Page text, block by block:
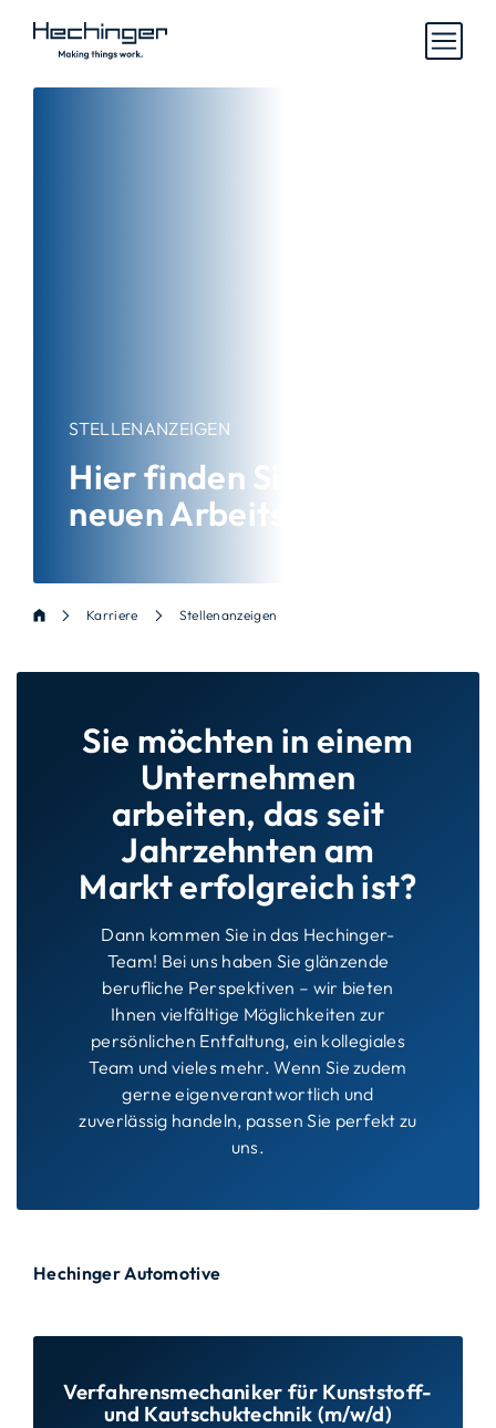
STELLENANZEIGEN
Hier finden Sie Ihren
neuen Arbeitsplatz!
Karriere Stellenanzeigen
Sie möchten in einem
Unternehmen
arbeiten, das seit
Jahrzehnten am
Markt erfolgreich ist?
Dann kommen Sie in das Hechinger-
Team! Bei uns haben Sie glänzende
berufliche Perspektiven – wir bieten
Ihnen vielfältige Möglichkeiten zur
persönlichen Entfaltung, ein kollegiales
Team und vieles mehr. Wenn Sie zudem
gerne eigenverantwortlich und
zuverlässig handeln, passen Sie perfekt zu
uns.
Hechinger Automotive
Verfahrensmechaniker für Kunststoff-
und Kautschuktechnik (m/w/d)